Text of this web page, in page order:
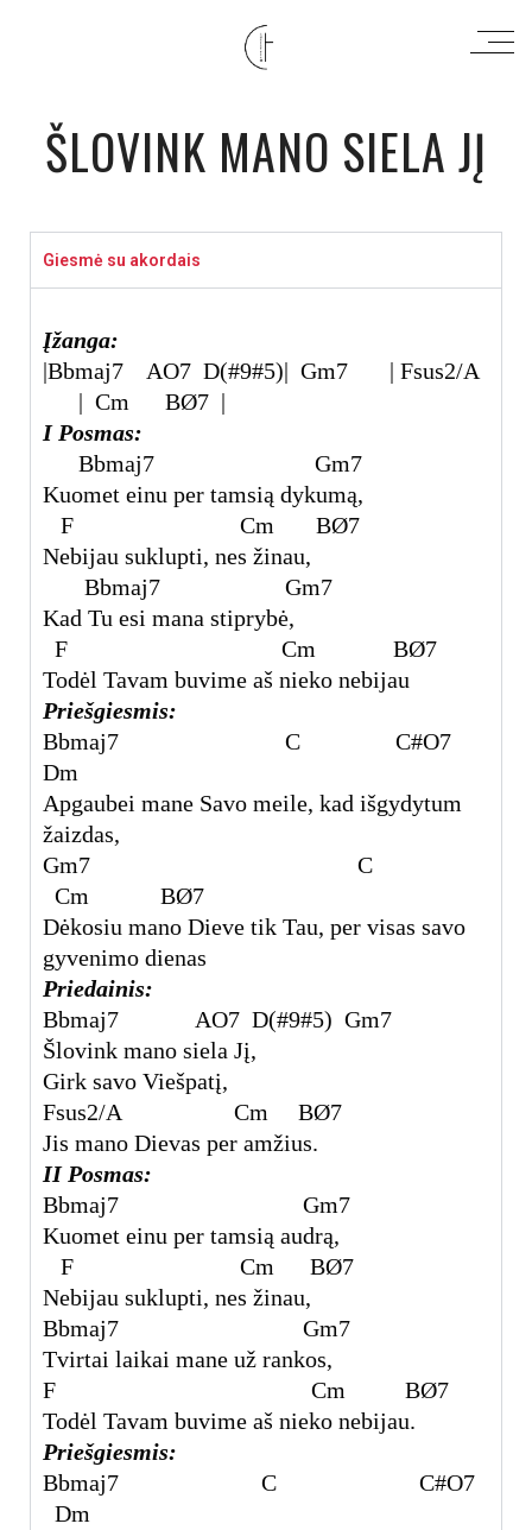
ŠLOVINK MANO SIELA JĮ
Giesmė su akordais
Įžanga:
|Bbmaj7 AO7 D(#9#5)| Gm7 | Fsus2/A
| Cm BØ7 |
I Posmas:
Bbmaj7 Gm7
Kuomet einu per tamsią dykumą,
F Cm BØ7
Nebijau suklupti, nes žinau,
Bbmaj7 Gm7
Kad Tu esi mana stiprybė,
F Cm BØ7
Todėl Tavam buvime aš nieko nebijau
Priešgiesmis:
Bbmaj7 C C#O7
Dm
Apgaubei mane Savo meile, kad išgydytum
žaizdas,
Gm7 C
Cm BØ7
Dėkosiu mano Dieve tik Tau, per visas savo
gyvenimo dienas
Priedainis:
Bbmaj7 AO7 D(#9#5) Gm7
Šlovink mano siela Jį,
Girk savo Viešpatį,
Fsus2/A Cm BØ7
Jis mano Dievas per amžius.
II Posmas:
Bbmaj7 Gm7
Kuomet einu per tamsią audrą,
F Cm BØ7
Nebijau suklupti, nes žinau,
Bbmaj7 Gm7
Tvirtai laikai mane už rankos,
F Cm BØ7
Todėl Tavam buvime aš nieko nebijau.
Priešgiesmis:
Bbmaj7 C C#O7
Dm